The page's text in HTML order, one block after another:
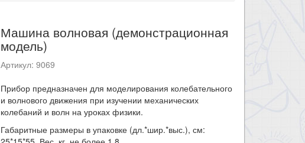
Машина волновая (демонстрационная
модель)
Артикул: 9069
Прибор предназначен для моделирования колебательного
и волнового движения при изучении механических
колебаний и волн на уроках физики.
Габаритные размеры в упаковке (дл.*шир.*выс.), см: